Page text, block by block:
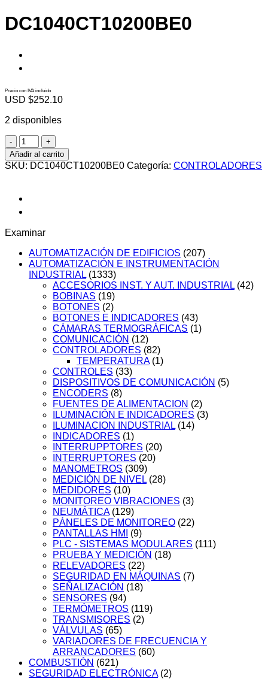
DC1040CT10200BE0
Precio con IVA incluido
USD $252.10
2 disponibles
DC1040CT10200BE0
cantidad
Añadir al carrito
SKU: DC1040CT10200BE0 Categoría: CONTROLADORES
Examinar
AUTOMATIZACIÓN DE EDIFICIOS (207)
AUTOMATIZACIÓN E INSTRUMENTACIÓN
INDUSTRIAL (1333)
ACCESORIOS INST. Y AUT. INDUSTRIAL (42)
BOBINAS (19)
BOTONES (2)
BOTONES E INDICADORES (43)
CÁMARAS TERMOGRÁFICAS (1)
COMUNICACIÓN (12)
CONTROLADORES (82)
TEMPERATURA (1)
CONTROLES (33)
DISPOSITIVOS DE COMUNICACIÓN (5)
ENCODERS (8)
FUENTES DE ALIMENTACION (2)
ILUMINACIÓN E INDICADORES (3)
ILUMINACION INDUSTRIAL (14)
INDICADORES (1)
INTERRUPPTORES (20)
INTERRUPTORES (20)
MANOMETROS (309)
MEDICIÓN DE NIVEL (28)
MEDIDORES (10)
MONITOREO VIBRACIONES (3)
NEUMÁTICA (129)
PÁNELES DE MONITOREO (22)
PANTALLAS HMI
(9)
PLC - SISTEMAS MODULARES (111)
PRUEBA Y MEDICIÓN (18)
RELEVADORES (22)
SEGURIDAD EN MÁQUINAS (7)
SEÑALIZACIÓN (18)
SENSORES (94)
TERMÓMETROS (119)
TRANSMISORES (2)
VÁLVULAS (65)
VARIADORES DE FRECUENCIA Y
ARRANCADORES (60)
COMBUSTIÓN (621)
SEGURIDAD ELECTRÓNICA (2)